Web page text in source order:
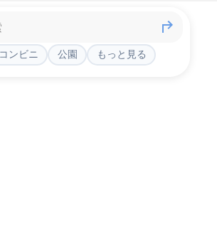
コンビニ 公園 もっと見る